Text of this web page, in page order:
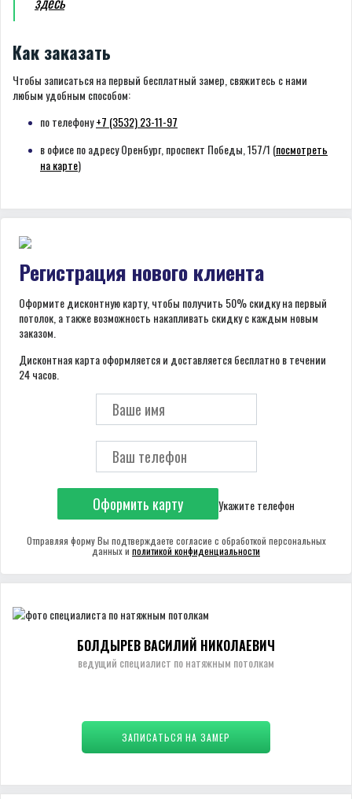
Как заказать
Чтобы записаться на первый бесплатный замер, свяжитесь с нами
любым удобным способом:
по телефону+7 (3532) 23-11-97
в офисе по адресу Оренбург, проспект Победы, 157/1 (посмотреть
на карте)
Регистрация нового клиента
Оформите дисконтную карту, чтобы получить 50% скидку на первый
потолок, а также возможность накапливать скидку с каждым новым
заказом.
Дисконтная карта оформляется и доставляется бесплатно в течении
24 часов.
Оформить карту Укажите телефон
Отправляя форму Вы подтверждаете согласие с обработкой персональных
данных и политикой конфиденциальности
БОЛДЫРЕВ ВАСИЛИЙ НИКОЛАЕВИЧ
ведущий специалист по натяжным потолкам
ЗАПИСАТЬСЯ НА ЗАМЕР